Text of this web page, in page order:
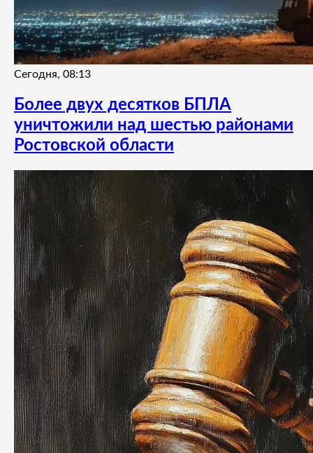
Сегодня, 08:13
Более двух десятков БПЛА
уничтожили над шестью районами
Ростовской области